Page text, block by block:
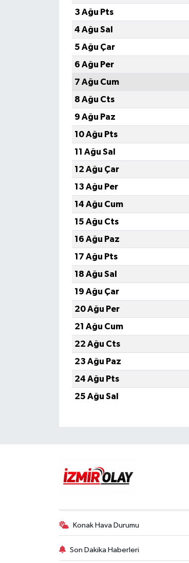
3 Ağu Pts
4 Ağu Sal
5 Ağu Çar
6 Ağu Per
7 Ağu Cum
8 Ağu Cts
9 Ağu Paz
10 Ağu Pts
11 Ağu Sal
12 Ağu Çar
13 Ağu Per
14 Ağu Cum
15 Ağu Cts
16 Ağu Paz
17 Ağu Pts
18 Ağu Sal
19 Ağu Çar
20 Ağu Per
21 Ağu Cum
22 Ağu Cts
23 Ağu Paz
24 Ağu Pts
25 Ağu Sal
Konak Hava Durumu
Son Dakika Haberleri